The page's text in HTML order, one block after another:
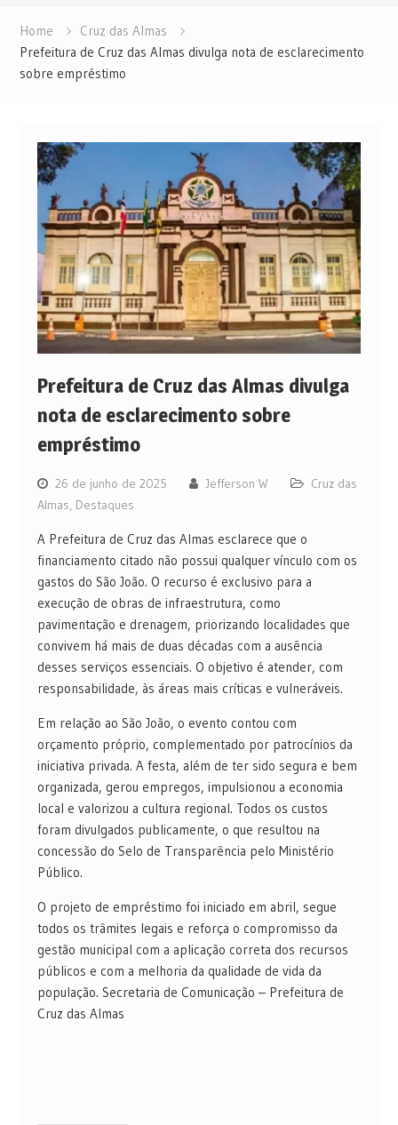
Home
Cruz das Almas
Prefeitura de Cruz das Almas divulga nota de esclarecimento
sobre empréstimo
Prefeitura de Cruz das Almas divulga
nota de esclarecimento sobre
empréstimo
26 de junho de 2025 Jefferson W
Cruz das
Almas, Destaques
A Prefeitura de Cruz das Almas esclarece que o
financiamento citado não possui qualquer vínculo com os
gastos do São João. O recurso é exclusivo para a
execução de obras de infraestrutura, como
pavimentação e drenagem, priorizando localidades que
convivem há mais de duas décadas com a ausência
desses serviços essenciais. O objetivo é atender, com
responsabilidade, às áreas mais críticas e vulneráveis.
Em relação ao São João, o evento contou com
orçamento próprio, complementado por patrocínios da
iniciativa privada. A festa, além de ter sido segura e bem
organizada, gerou empregos, impulsionou a economia
local e valorizou a cultura regional. Todos os custos
foram divulgados publicamente, o que resultou na
concessão do Selo de Transparência pelo Ministério
Público.
O projeto de empréstimo foi iniciado em abril, segue
todos os trâmites legais e reforça o compromisso da
gestão municipal com a aplicação correta dos recursos
públicos e com a melhoria da qualidade de vida da
população. Secretaria de Comunicação – Prefeitura de
Cruz das Almas